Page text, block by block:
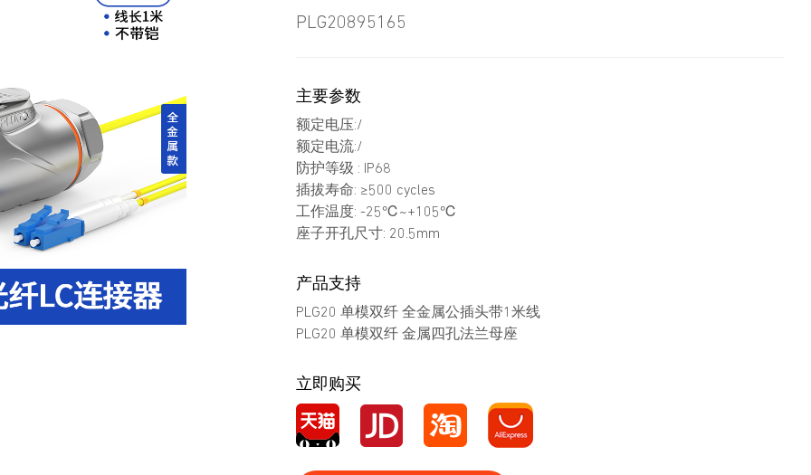
PLG20895165
主要参数
额定电压:/
额定电流:/
防护等级 : IP68
插拔寿命: ≥500 cycles
工作温度: -25℃~+105℃
座子开孔尺寸: 20.5mm
产品支持
PLG20 单模双纤 全金属公插头带1米线
PLG20 单模双纤 金属四孔法兰母座
立即购买